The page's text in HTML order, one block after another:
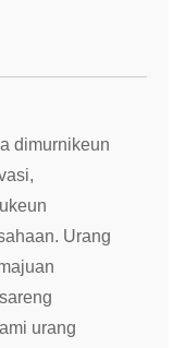
dimurnikeun
Urang
urang